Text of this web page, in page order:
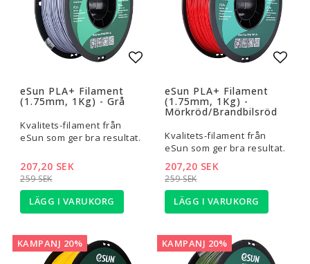
eSun PLA+ Filament
(1.75mm, 1Kg) - Grå
Kvalitets-filament från
eSun som ger bra resultat.
259 SEK
207,20 SEK
LÄGG I VARUKORG
eSun PLA+ Filament
(1.75mm, 1Kg) -
Mörkröd/Brandbilsröd
Kvalitets-filament från
eSun som ger bra resultat.
259 SEK
207,20 SEK
LÄGG I VARUKORG
KAMPANJ 20% KAMPANJ 20%